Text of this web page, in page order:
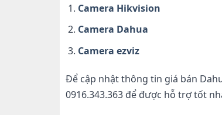
Camera Hikvision
Camera Dahua
Camera ezviz
Để cập nhật thông tin giá bán
0916.343.363 để được hỗ trợ tốt